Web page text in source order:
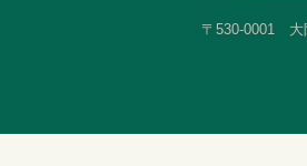
〒530-0001 大